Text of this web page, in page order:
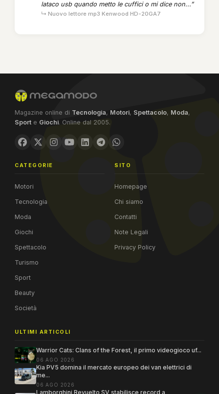
lataco usb quando metto le cuffici o mi dice non...”
↳ Nuovo lettore mp3 Kenwood HD-20GA7
Magazine online di Tecnologia, Motori, Spettacolo, Moda,
Sport e Giochi. Online dal 2005.
CATEGORIE
Motori
Tecnologia
Moda
Giochi
Spettacolo
Turismo
Sport
Beauty
Società
SITO
Homepage
Chi siamo
Contatti
Note Legali
Privacy Policy
ULTIMI ARTICOLI
Warrior Cats: Clans of the Forest, il primo videogioco uf...
06 AGO 2026
Kia PV5 domina il mercato europeo dei van elettrici di
me...
06 AGO 2026
Lamborghini Revuelto SV stabilisce record a